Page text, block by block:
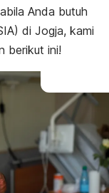
Anda butuh
di Jogja, kami
berikut ini!